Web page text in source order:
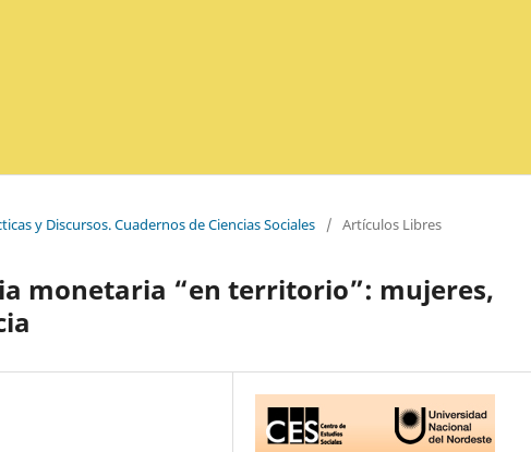
y Discursos. Cuadernos de Ciencias Sociales / Artículos Libres
monetaria “en territorio”: mujeres,